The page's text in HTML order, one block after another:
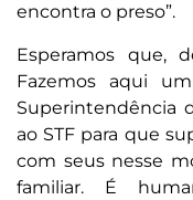
encontra o preso”.
Esperamos que,
Fazemos aqui
Superintendência
ao STF para que
com seus nesse
familiar. É